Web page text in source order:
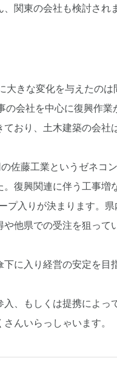
関東の会社も検討され
きな変化を与えたのは
会社を中心に復興作
おり、土木建築の会社
佐藤工業というゼネコ
復興関連に伴う工事
プ入りが決まります。
他県での受注を狙っ
に入り経営の安定を
、もしくは提携によ
んいらっしゃいます。